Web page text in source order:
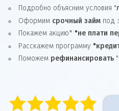
Подробно объясним условия "
Оформим срочный займ под
Покажем акцию* "не плати
Расскажем программу
Поможем рефинансировать